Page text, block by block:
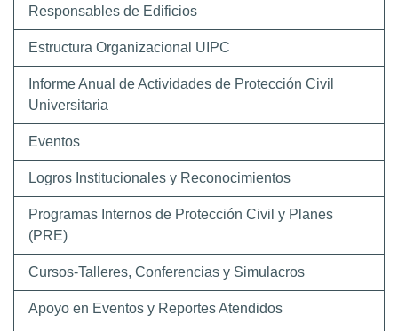
Responsables de Edificios
Estructura Organizacional UIPC
Informe Anual de Actividades de Protección Civil
Universitaria
Eventos
Logros Institucionales y Reconocimientos
Programas Internos de Protección Civil y Planes
(PRE)
Cursos-Talleres, Conferencias y Simulacros
Apoyo en Eventos y Reportes Atendidos